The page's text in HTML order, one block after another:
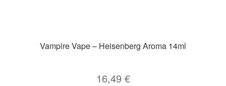
Kontaktformular
Vampire Vape – Heisenberg Aroma 14ml
16,49 €